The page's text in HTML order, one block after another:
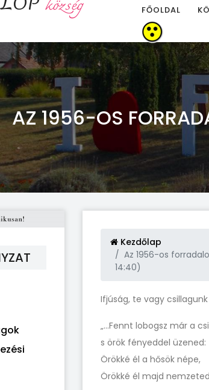
község FŐOLDAL
AZ 1956-OS
Kezdőlap
Az 1956-os
14:40)
Ifjúság, te vagy csillagunk
„...Fennt lobogsz már a
s örök fényeddel üzened:
Örökké él a hősök népe,
Örökké él majd